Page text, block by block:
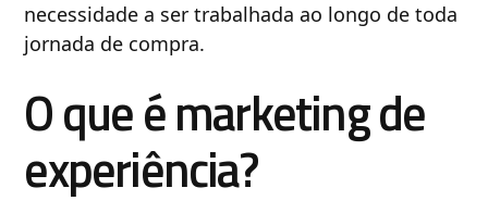
necessidade a ser trabalhada ao longo de toda
jornada de compra.
O que é marketing de
experiência?